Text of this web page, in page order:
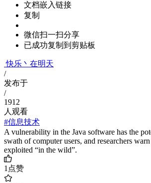
文档嵌入链接
复制
微信扫一扫分享
已成功复制到剪贴板
快乐丶在明天
/
发布于
/
1912
人观看
#信息技术
A vulnerability in the Java software has the
swath of computer users, and researchers
exploited “in the wild”.
1点赞